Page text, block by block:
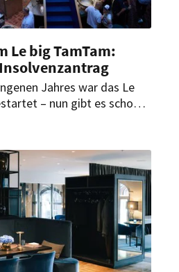
Le big TamTam:
Jahres war das Le
– nun gibt es schon
hat offenbar Insolvenz